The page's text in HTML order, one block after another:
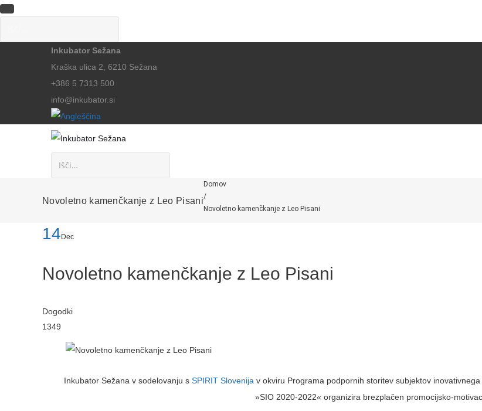
Inkubator Sežana
Kraška ulica 2, 6210 Sežana
+386 5 7313 500
info@inkubator.si
Novoletno kamenčkanje z Leo Pisani
Domov
/
Novoletno kamenčkanje z Leo Pisani
14 Dec
Novoletno kamenčkanje z Leo Pisani
Dogodki
1349
Inkubator Sežana v sodelovanju s SPIRIT Slovenija v okviru Programa podpornih storitev subjektov
»SIO 2020-2022« organizira brezplačen promocijsko-